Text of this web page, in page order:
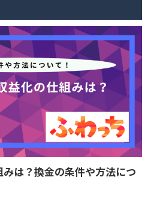
は？換金の条件や方法につ